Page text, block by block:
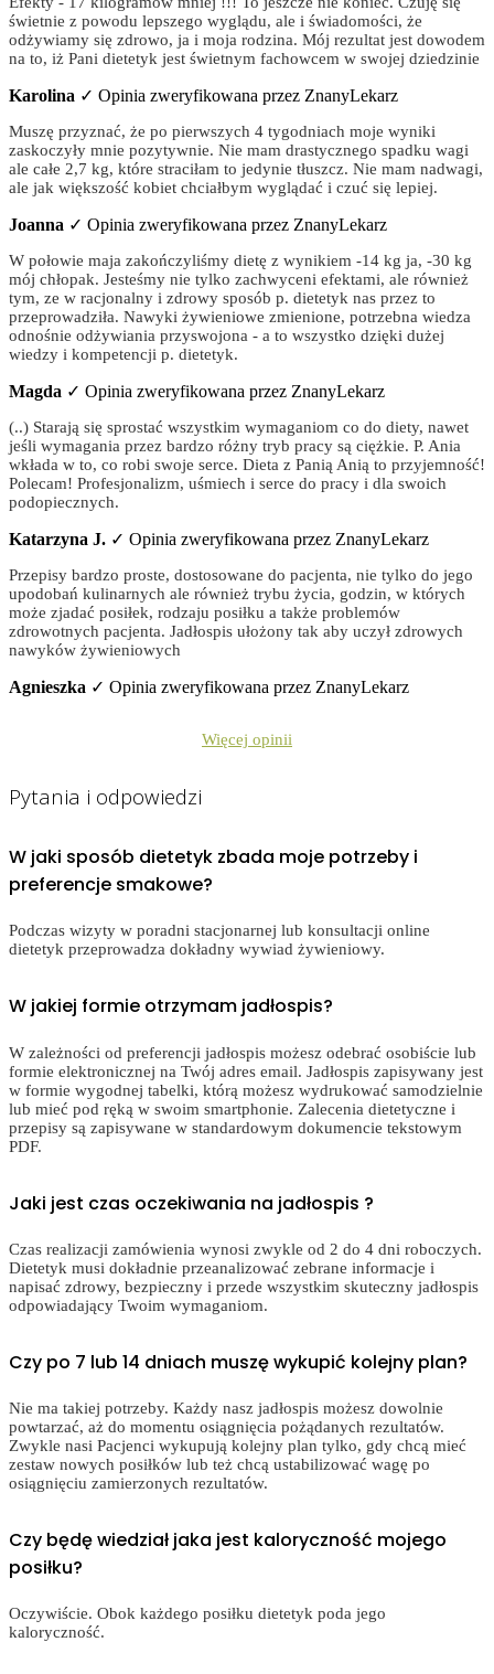
świetnie z powodu lepszego wyglądu, ale i świadomości, że
odżywiamy się zdrowo, ja i moja rodzina. Mój rezultat jest dowodem
na to, iż Pani dietetyk jest świetnym fachowcem w swojej dziedzinie
Karolina ✓ Opinia zweryfikowana przez ZnanyLekarz
Muszę przyznać, że po pierwszych 4 tygodniach moje wyniki
zaskoczyły mnie pozytywnie. Nie mam drastycznego spadku wagi
ale całe 2,7 kg, które straciłam to jedynie tłuszcz. Nie mam nadwagi,
ale jak większość kobiet chciałbym wyglądać i czuć się lepiej.
Joanna ✓ Opinia zweryfikowana przez ZnanyLekarz
W połowie maja zakończyliśmy dietę z wynikiem -14 kg ja, -30 kg
mój chłopak. Jesteśmy nie tylko zachwyceni efektami, ale również
tym, ze w racjonalny i zdrowy sposób p. dietetyk nas przez to
przeprowadziła. Nawyki żywieniowe zmienione, potrzebna wiedza
odnośnie odżywiania przyswojona - a to wszystko dzięki dużej
wiedzy i kompetencji p. dietetyk.
Magda ✓ Opinia zweryfikowana przez ZnanyLekarz
(..) Starają się sprostać wszystkim wymaganiom co do diety, nawet
jeśli wymagania przez bardzo różny tryb pracy są ciężkie. P. Ania
wkłada w to, co robi swoje serce. Dieta z Panią Anią to przyjemność!
Polecam! Profesjonalizm, uśmiech i serce do pracy i dla swoich
podopiecznych.
Katarzyna J. ✓ Opinia zweryfikowana przez ZnanyLekarz
Przepisy bardzo proste, dostosowane do pacjenta, nie tylko do jego
upodobań kulinarnych ale również trybu życia, godzin, w których
może zjadać posiłek, rodzaju posiłku a także problemów
zdrowotnych pacjenta. Jadłospis ułożony tak aby uczył zdrowych
nawyków żywieniowych
Agnieszka ✓ Opinia zweryfikowana przez ZnanyLekarz
Więcej opinii
Pytania i odpowiedzi
W jaki sposób dietetyk zbada moje potrzeby i
preferencje smakowe?
Podczas wizyty w poradni stacjonarnej lub konsultacji online
dietetyk przeprowadza dokładny wywiad żywieniowy.
W jakiej formie otrzymam jadłospis?
W zależności od preferencji jadłospis możesz odebrać osobiście lub
formie elektronicznej na Twój adres email. Jadłospis zapisywany jest
w formie wygodnej tabelki, którą możesz wydrukować samodzielnie
lub mieć pod ręką w swoim smartphonie. Zalecenia dietetyczne i
przepisy są zapisywane w standardowym dokumencie tekstowym
PDF.
Jaki jest czas oczekiwania na jadłospis ?
Czas realizacji zamówienia wynosi zwykle od 2 do 4 dni roboczych.
Dietetyk musi dokładnie przeanalizować zebrane informacje i
napisać zdrowy, bezpieczny i przede wszystkim skuteczny jadłospis
odpowiadający Twoim wymaganiom.
Czy po 7 lub 14 dniach muszę wykupić kolejny plan?
Nie ma takiej potrzeby. Każdy nasz jadłospis możesz dowolnie
powtarzać, aż do momentu osiągnięcia pożądanych rezultatów.
Zwykle nasi Pacjenci wykupują kolejny plan tylko, gdy chcą mieć
zestaw nowych posiłków lub też chcą ustabilizować wagę po
osiągnięciu zamierzonych rezultatów.
Czy będę wiedział jaka jest kaloryczność mojego
posiłku?
Oczywiście. Obok każdego posiłku dietetyk poda jego
kaloryczność.